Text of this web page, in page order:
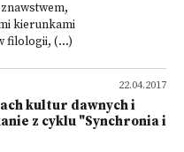
kierunkami
filologii, (...)
22.04.2017
kultur dawnych i
z cyklu "Synchronia i